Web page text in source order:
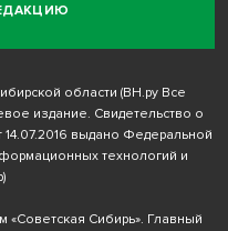
области (ВН.ру Все
издание. Свидетельство о
выдано Федеральной
технологий и
«Советская Сибирь». Главный